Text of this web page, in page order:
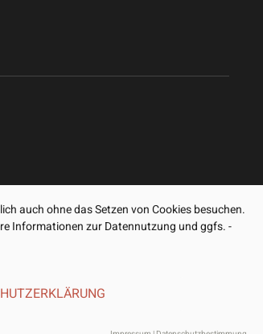
auch ohne das Setzen von Cookies besuchen.
Informationen zur Datennutzung und ggfs. -